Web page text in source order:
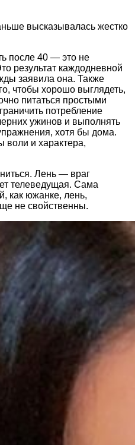
высказывалась жестко
после 40 — это не
результат каждодневной
заявила она. Также
чтобы хорошо выглядеть,
питаться простыми
потребление
ужинов и выполнять
хотя бы дома.
воли и характера,
Лень — враг
телеведущая. Сама
как южанке, лень,
не свойственны.